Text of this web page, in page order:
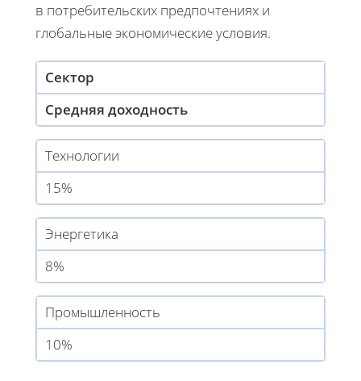
в потребительских предпочтениях и
глобальные экономические условия.
Сектор
Средняя доходность
Технологии
15%
Энергетика
8%
Промышленность
10%